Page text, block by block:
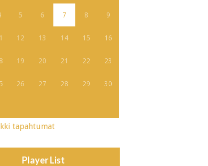
5 6 7 8 9
12 13 14 15 16
19 20 21 22 23
26 27 28 29 30
tapahtumat
Player List